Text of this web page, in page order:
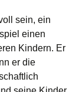
sein, ein
einen
Kindern. Er
er die